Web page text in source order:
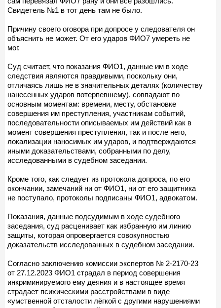
Свидетель №1 в тот день там не было.
Причину своего оговора при допросе у следователя он
объяснить не может. От его ударов ФИО7 умереть не
мог.
Суд считает, что показания ФИО1, данные им в ходе
следствия являются правдивыми, поскольку они,
отличаясь лишь не в значительных деталях (количеству
нанесенных ударов потерпевшему), совпадают по
основным моментам: времени, месту, обстановке
совершения им преступления, участникам событий,
последовательности описываемых им действий как в
момент совершения преступления, так и после него,
локализации наносимых им ударов, и подтверждаются
иными доказательствами, собранными по делу,
исследованными в судебном заседании.
Кроме того, как следует из протокола допроса, по его
окончании, замечаний ни от ФИО1, ни от его защитника
не поступало, протоколы подписаны ФИО1, адвокатом.
Показания, данные подсудимым в ходе судебного
заседания, суд расценивает как избранную им линию
защиты, которая опровергается совокупностью
доказательств исследованных в судебном заседании.
Согласно заключению комиссии экспертов № 2-2170-23
от 27.12.2023 ФИО1 страдал в период совершения
инкриминируемого ему деяния и в настоящее время
страдает психическими расстройствами в виде
«умственной отсталости лёгкой с другими нарушениями